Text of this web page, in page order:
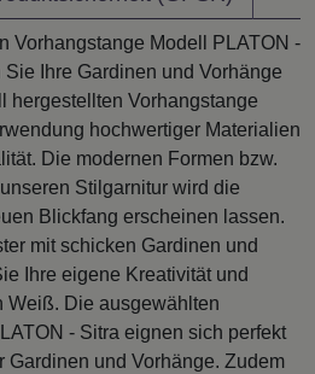
Vorhangstange Modell PLATON -
Ihre Gardinen und Vorhänge
hergestellten Vorhangstange
hochwertiger Materialien
Die modernen Formen bzw.
Stilgarnitur wird die
Blickfang erscheinen lassen.
mit schicken Gardinen und
Ihre eigene Kreativität und
Weiß. Die ausgewählten
- Sitra eignen sich perfekt
Gardinen und Vorhänge. Zudem